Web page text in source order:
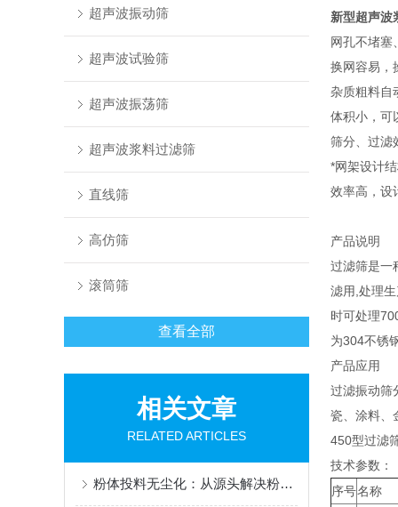
超声波振动筛
超声波试验筛
超声波振荡筛
超声波浆料过滤筛
直线筛
高仿筛
滚筒筛
查看全部
相关文章
RELATED ARTICLES
粉体投料无尘化：从源头解决粉尘污染的核心设备
新型超声波
网孔不堵塞
换网容易，
杂质粗料自
体积小，可
筛分、过滤
*网架设计
效率高，设
产品说明
过滤筛是一
滤用,处理
时可处理
为304不锈
产品应用
过滤振动筛
瓷、涂料、
450型过滤
技术参数：
序号名称